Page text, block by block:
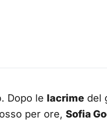
Dopo le lacrime del
per ore, Sofia